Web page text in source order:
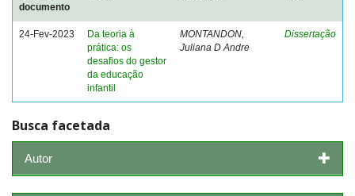
documento
24-Fev-2023
Da teoria à
prática: os
desafios do gestor
da educação
infantil
MONTANDON,
Juliana D Andre
Dissertação
Busca facetada
Autor